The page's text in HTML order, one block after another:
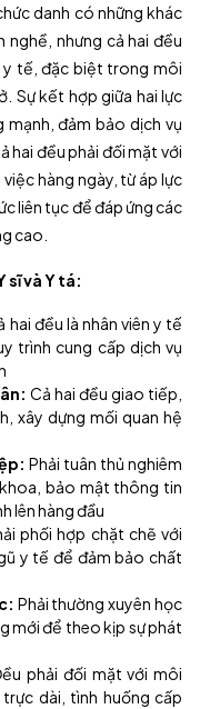
danh có những khác
nhưng cả hai đều
tế, đặc biệt trong môi
Sự kết hợp giữa hai lực
mạnh, đảm bảo dịch vụ
hai đều phải đối mặt với
hàng ngày, từ áp lực
liên tục để đáp ứng các
cao.
sĩ và Y tá:
hai đều là nhân viên y tế
trình cung cấp dịch vụ
Cả hai đều giao tiếp,
xây dựng mối quan hệ
Phải tuân thủ nghiêm
bảo mật thông tin
lên hàng đầu
phối hợp chặt chẽ với
y tế để đảm bảo chất
Phải thường xuyên học
mới để theo kịp sự phát
phải đối mặt với môi
dài, tình huống cấp